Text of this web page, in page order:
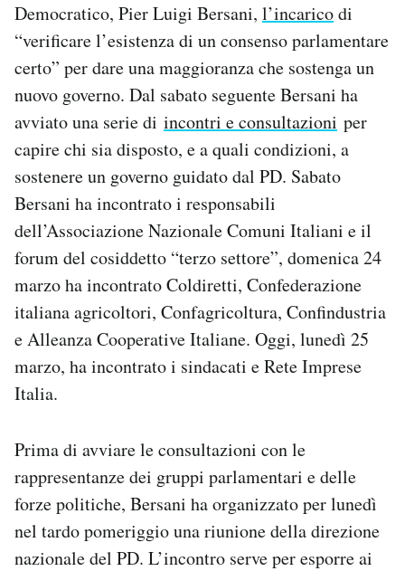
Democratico, Pier Luigi Bersani, l’incaricodi
“verificare l’esistenza di un consenso parlamentare
certo” per dare una maggioranza che sostenga un
nuovo governo. Dal sabato seguente Bersani ha
avviato una serie di incontri e consultazioni per
capire chi sia disposto, e a quali condizioni, a
sostenere un governo guidato dal PD. Sabato
Bersani ha incontrato i responsabili
dell’Associazione Nazionale Comuni Italiani e il
forum del cosiddetto “terzo settore”, domenica 24
marzo ha incontrato Coldiretti, Confederazione
italiana agricoltori, Confagricoltura, Confindustria
e Alleanza Cooperative Italiane. Oggi, lunedì 25
marzo, ha incontrato i sindacati e Rete Imprese
Italia.
Prima di avviare le consultazioni con le
rappresentanze dei gruppi parlamentari e delle
forze politiche, Bersani ha organizzato per lunedì
nel tardo pomeriggio una riunione della direzione
nazionale del PD. L’incontro serve per esporre ai